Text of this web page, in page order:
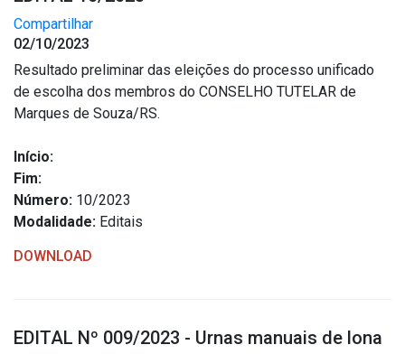
Compartilhar
02/10/2023
Resultado preliminar das eleições do processo unificado
de escolha dos membros do CONSELHO TUTELAR de
Marques de Souza/RS.
Início:
Fim:
Número: 10/2023
Modalidade: Editais
DOWNLOAD
EDITAL Nº 009/2023 - Urnas manuais de lona